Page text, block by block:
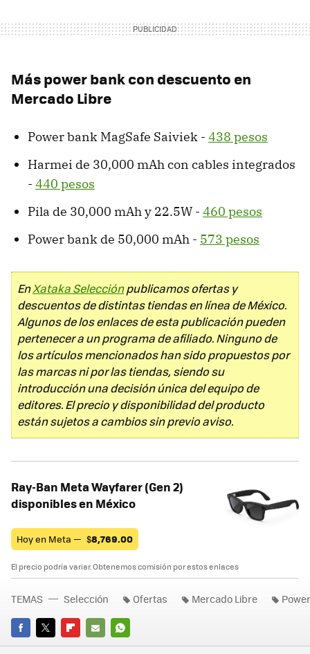
Más power bank con descuento en
Mercado Libre
Power bank MagSafe Saiviek - 438 pesos
Harmei de 30,000 mAh con cables integrados
- 440 pesos
Pila de 30,000 mAh y 22.5W - 460 pesos
Power bank de 50,000 mAh - 573 pesos
EnXataka Selecciónpublicamos ofertas y
descuentos de distintas tiendas en línea de México.
Algunos de los enlaces de esta publicación pueden
pertenecer a un programa de afiliado. Ninguno de
los artículos mencionados han sido propuestos por
las marcas ni por las tiendas, siendo su
introducción una decisión única del equipo de
editores. El precio y disponibilidad del producto
están sujetos a cambios sin previo aviso.
Ray-Ban Meta Wayfarer (Gen 2)
disponibles en México
Hoy en Meta — $8,769.00
El precio podría variar. Obtenemos comisión por estos enlaces
FACEBOOK
TWITTERFLIPBOARD
E-
WHATSAPP
TEMAS Selección Ofertas Mercado Libre